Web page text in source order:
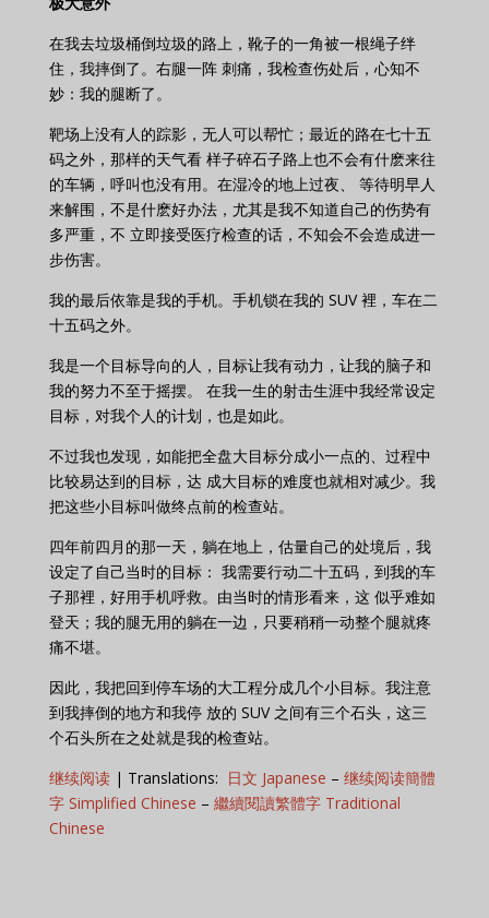
在我去垃圾桶倒垃圾的路上，靴子的一角被一根绳子绊
住，我摔倒了。右腿一阵 刺痛，我检查伤处后，心知不
妙：我的腿断了。
靶场上没有人的踪影，无人可以帮忙；最近的路在七十五
码之外，那样的天气看 样子碎石子路上也不会有什麽来往
的车辆，呼叫也没有用。在湿冷的地上过夜、 等待明早人
来解围，不是什麽好办法，尤其是我不知道自己的伤势有
多严重，不 立即接受医疗检查的话，不知会不会造成进一
步伤害。
我的最后依靠是我的手机。手机锁在我的 SUV 裡，车在二
十五码之外。
我是一个目标导向的人，目标让我有动力，让我的脑子和
我的努力不至于摇摆。 在我一生的射击生涯中我经常设定
目标，对我个人的计划，也是如此。
不过我也发现，如能把全盘大目标分成小一点的、过程中
比较易达到的目标，达 成大目标的难度也就相对减少。我
把这些小目标叫做终点前的检查站。
四年前四月的那一天，躺在地上，估量自己的处境后，我
设定了自己当时的目标： 我需要行动二十五码，到我的车
子那裡，好用手机呼救。由当时的情形看来，这 似乎难如
登天；我的腿无用的躺在一边，只要稍稍一动整个腿就疼
痛不堪。
因此，我把回到停车场的大工程分成几个小目标。我注意
到我摔倒的地方和我停 放的 SUV 之间有三个石头，这三
个石头所在之处就是我的检查站。
继续阅读| Translations: 日文 Japanese – 继续阅读簡體
字 Simplified Chinese – 繼續閱讀繁體字 Traditional
Chinese